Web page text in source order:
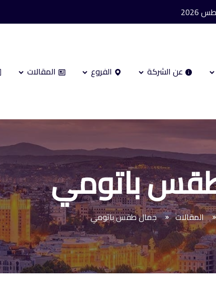
عن الشركة الفروع المقالات
باتومي
المقالات جمال طقس باتومي